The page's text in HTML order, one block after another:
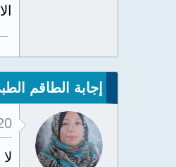
إجابة الطاقم
20 مارس